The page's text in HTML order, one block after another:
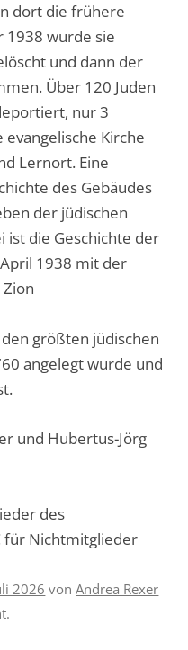
dort die frühere
1938 wurde sie
und dann der
Über 120 Juden
nur 3
Kirche
Lernort. Eine
des Gebäudes
der jüdischen
ist die Geschichte der
1938 mit der
größten jüdischen
angelegt wurde und
und Hubertus-Jörg
des
für Nichtmitglieder
2026 vonAndrea Rexer